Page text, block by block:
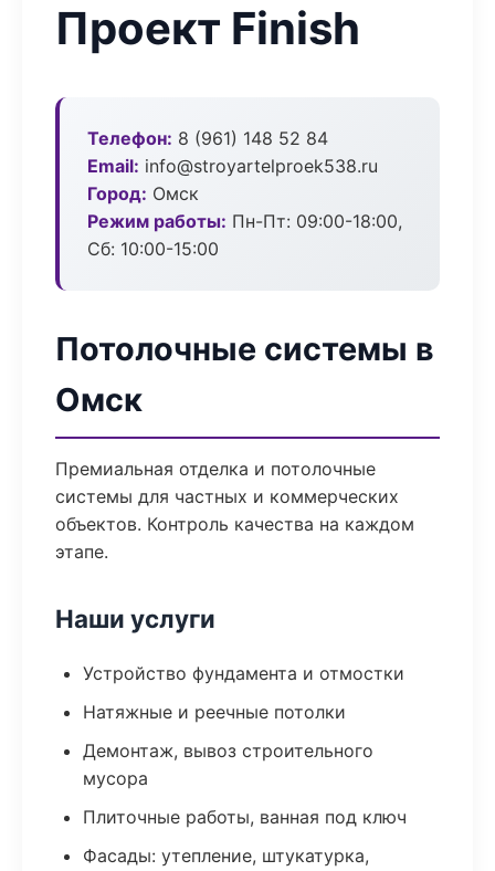
Проект Finish
Телефон: 8 (961) 148 52 84
Email: info@stroyartelproek538.ru
Город: Омск
Режим работы: Пн-Пт: 09:00-18:00,
Сб: 10:00-15:00
Потолочные системы в
Омск
Премиальная отделка и потолочные
системы для частных и коммерческих
объектов. Контроль качества на каждом
этапе.
Наши услуги
Устройство фундамента и отмостки
Натяжные и реечные потолки
Демонтаж, вывоз строительного
мусора
Плиточные работы, ванная под ключ
Фасады: утепление, штукатурка,